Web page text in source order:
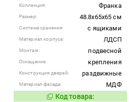
Коллекция: Франка
Размер: 48.8x65x65 см
Система хранения: с ящиками
Материал корпуса: ЛДСП
Монтаж: подвесной
Оснащение: крепления
Конструкция дверей: раздвижные
Материал фасада:
МДФ
Код товара:
296832 Код товара: